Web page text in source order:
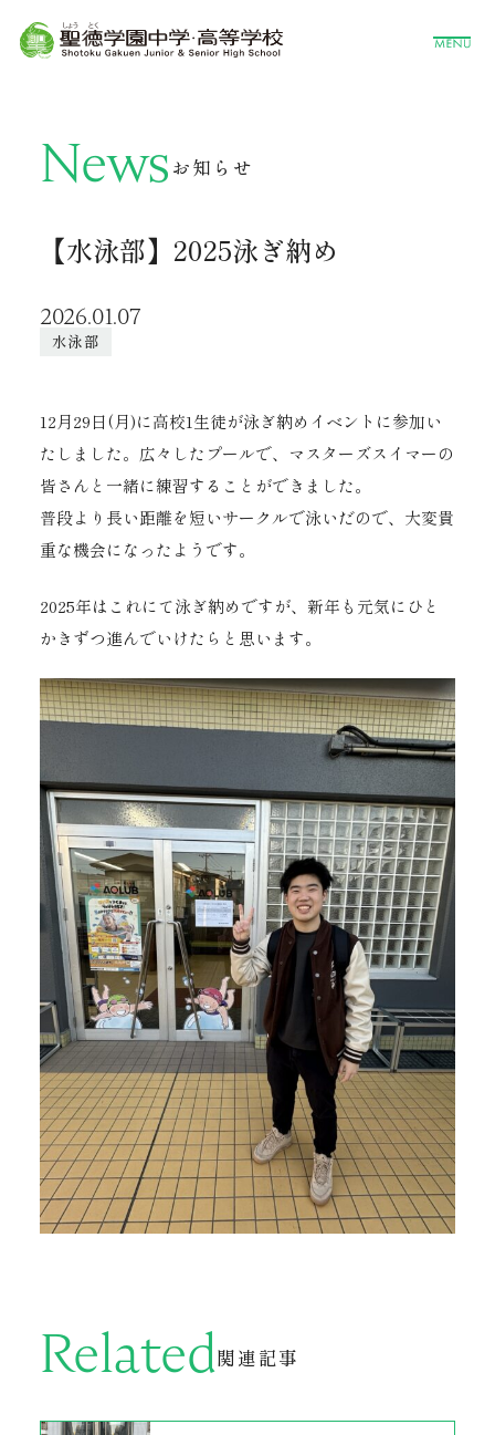
News お知らせ
【水泳部】2025泳ぎ納め
2026.01.07
水泳部
12月29日(月)に高校1生徒が泳ぎ納めイベントに参加い
たしました。広々したプールで、マスターズスイマーの
皆さんと一緒に練習することができました。
普段より長い距離を短いサークルで泳いだので、大変貴
重な機会になったようです。
2025年はこれにて泳ぎ納めですが、新年も元気にひと
かきずつ進んでいけたらと思います。
Related関連記事